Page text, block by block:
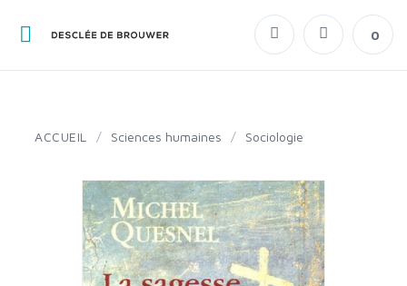
0
ACCUEIL / Sciences humaines / Sociologie